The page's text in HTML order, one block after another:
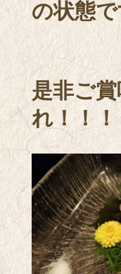
の状態で
是非ご
れ！！！